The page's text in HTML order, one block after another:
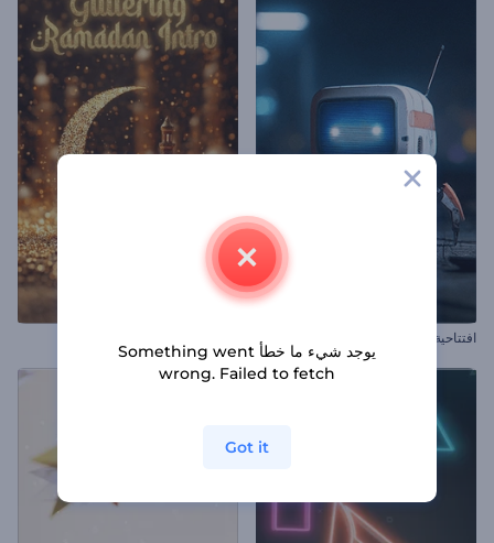
افتتاحية روبوت العنكبوت
يوجد شيء ما خطأ Something went
wrong. Failed to fetch
Got it